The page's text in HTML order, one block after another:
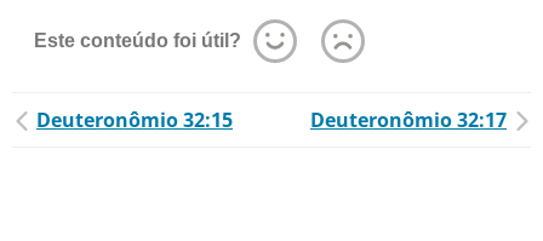
Este conteúdo foi útil?
Deuteronômio 32:15 Deuteronômio 32:17